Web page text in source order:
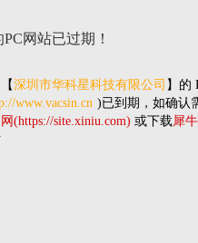
PC网站已过期！
【深圳市华科星科技有限公司 】的
www.vacsin.cn )已到期，如确认
(https://site.xiniu.com) 或下载犀